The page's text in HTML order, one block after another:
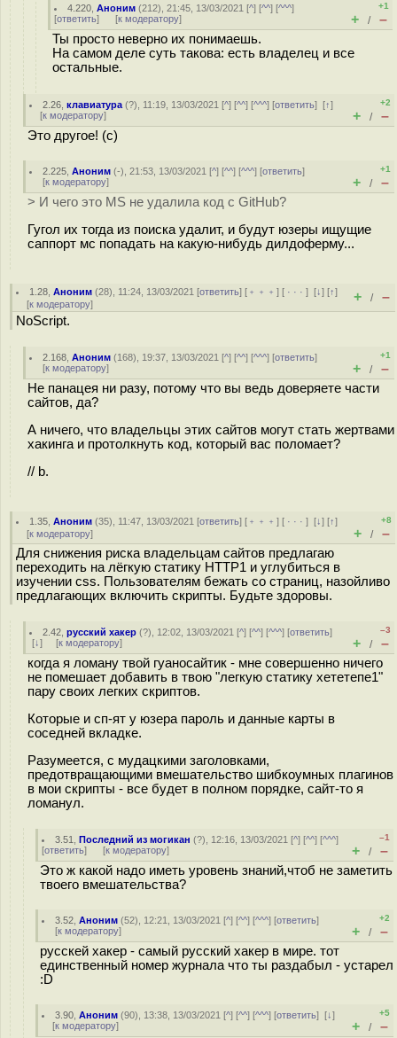
4.220 ,Аноним (212), 21:45, 13/03/2021 [^] [^^] [^^^]
[ответить] [к модератору]
+1
+ / –
Ты просто неверно их понимаешь.
На самом деле суть такова: есть владелец и все
остальные.
2.26 ,клавиатура (?), 11:19, 13/03/2021 [^] [^^] [^^^] [ответить][↑]
[к модератору]
+2
+ / –
Это другое! (с)
2.225 ,Аноним (-), 21:53, 13/03/2021 [^] [^^] [^^^] [ответить]
[к модератору]
+1
+ / –
> И чего это MS не удалила код с GitHub?
Гугол их тогда из поиска удалит, и будут юзеры ищущие
саппорт мс попадать на какую-нибудь дилдоферму...
1.28 ,Аноним (28), 11:24, 13/03/2021 [ответить] [ ﹢﹢﹢] [ · · ·][↓] [↑]
[к модератору] + / –
NoScript.
2.168 ,Аноним (168), 19:37, 13/03/2021 [^] [^^] [^^^] [ответить]
[к модератору]
+1
+ / –
Не панацея ни разу, потому что вы ведь доверяете части
сайтов, да?
А ничего, что владельцы этих сайтов могут стать жертвами
хакинга и протолкнуть код, который вас поломает?
// b.
1.35 ,Аноним (35), 11:47, 13/03/2021 [ответить] [ ﹢﹢﹢] [ · · ·][↓] [↑]
[к модератору]
+8
+ / –
Для снижения риска владельцам сайтов предлагаю
переходить на лёгкую статику HTTP1 и углубиться в
изучении css. Пользователям бежать со страниц, назойливо
предлагающих включить скрипты. Будьте здоровы.
2.42 ,русский хакер (?), 12:02, 13/03/2021 [^] [^^] [^^^] [ответить]
[↓] [к модератору]
–3
+ / –
когда я ломану твой гуаносайтик - мне совершенно ничего
не помешает добавить в твою "легкую статику хететепе1"
пару своих легких скриптов.
Которые и сп-ят у юзера пароль и данные карты в
соседней вкладке.
Разумеется, с мyдацкими заголовками,
предотвращающими вмешательство шибкоумных плагинов
в мои скрипты - все будет в полном порядке, сайт-то я
ломанул.
3.51 ,Последний из могикан (?), 12:16, 13/03/2021 [^] [^^] [^^^]
[ответить] [к модератору]
–1
+ / –
Это ж какой надо иметь уровень знаний,чтоб не заметить
твоего вмешательства?
3.52 ,Аноним (52), 12:21, 13/03/2021 [^] [^^] [^^^] [ответить]
[к модератору]
+2
+ / –
русскей хакер - самый русский хакер в мире. тот
единственный номер журнала что ты раздабыл - устарел
:D
3.90 ,Аноним (90), 13:38, 13/03/2021 [^] [^^] [^^^] [ответить][↓]
[к модератору]
+5
+ / –